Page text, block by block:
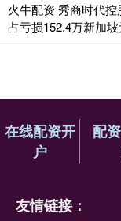
火牛配资 秀商时代
占亏损152.4万新加
在线配资开
户
配
友情链接：